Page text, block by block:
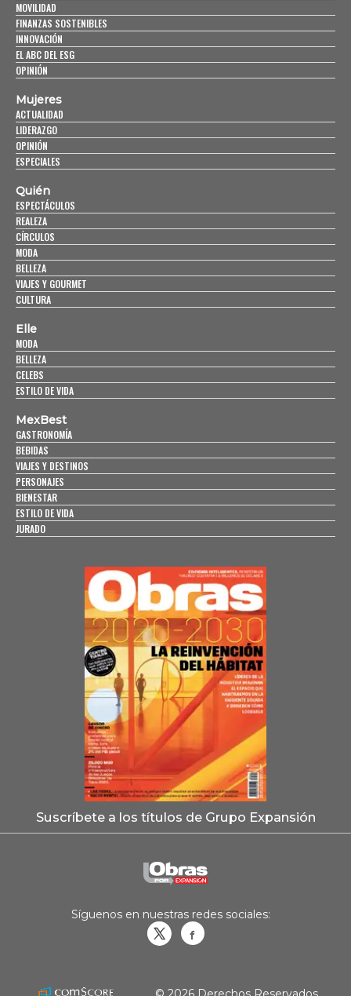
MOVILIDAD
FINANZAS SOSTENIBLES
INNOVACIÓN
EL ABC DEL ESG
OPINIÓN
Mujeres
ACTUALIDAD
LIDERAZGO
OPINIÓN
ESPECIALES
Quién
ESPECTÁCULOS
REALEZA
CÍRCULOS
MODA
BELLEZA
VIAJES Y GOURMET
CULTURA
Elle
MODA
BELLEZA
CELEBS
ESTILO DE VIDA
MexBest
GASTRONOMÍA
BEBIDAS
VIAJES Y DESTINOS
PERSONAJES
BIENESTAR
ESTILO DE VIDA
JURADO
Suscríbete a los títulos de Grupo Expansión
Síguenos en nuestras redes sociales: